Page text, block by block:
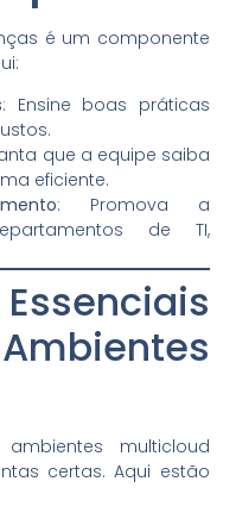
é um componente
: Ensine boas práticas
que a equipe saiba
eficiente.
: Promova a
de TI,
multicloud
certas. Aqui estão